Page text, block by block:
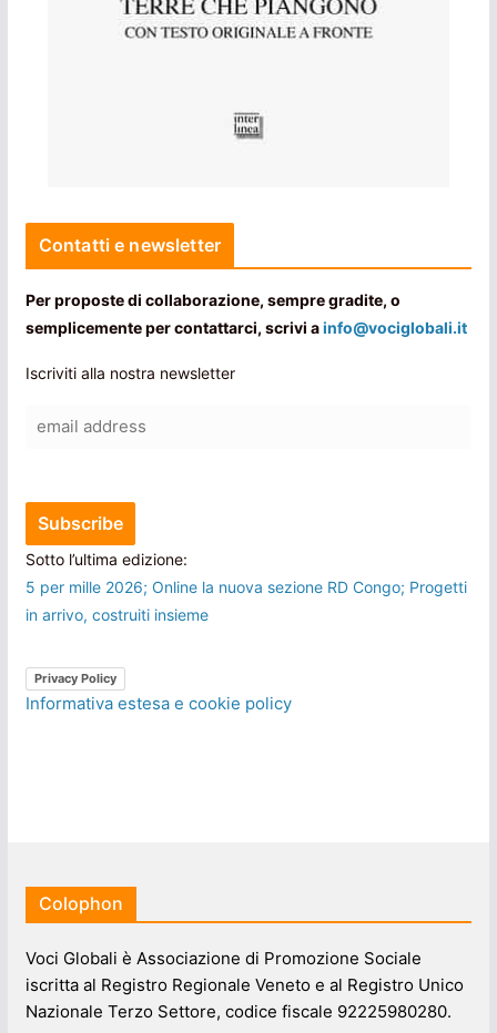
Contatti e newsletter
Per proposte di collaborazione, sempre gradite, o
semplicemente per contattarci, scrivi ainfo@vociglobali.it
Iscriviti alla nostra newsletter
Sotto l’ultima edizione:
5 per mille 2026; Online la nuova sezione RD Congo; Progetti
in arrivo, costruiti insieme
Privacy Policy
Informativa estesa e cookie policy
Colophon
Voci Globali è Associazione di Promozione Sociale
iscritta al Registro Regionale Veneto e al Registro Unico
Nazionale Terzo Settore, codice fiscale 92225980280.